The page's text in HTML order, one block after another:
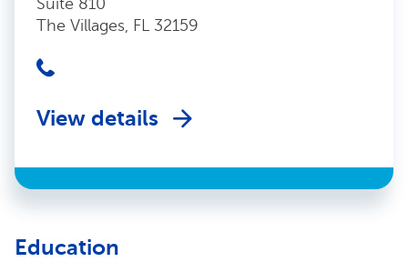
The Villages, FL 32159
View details
Education